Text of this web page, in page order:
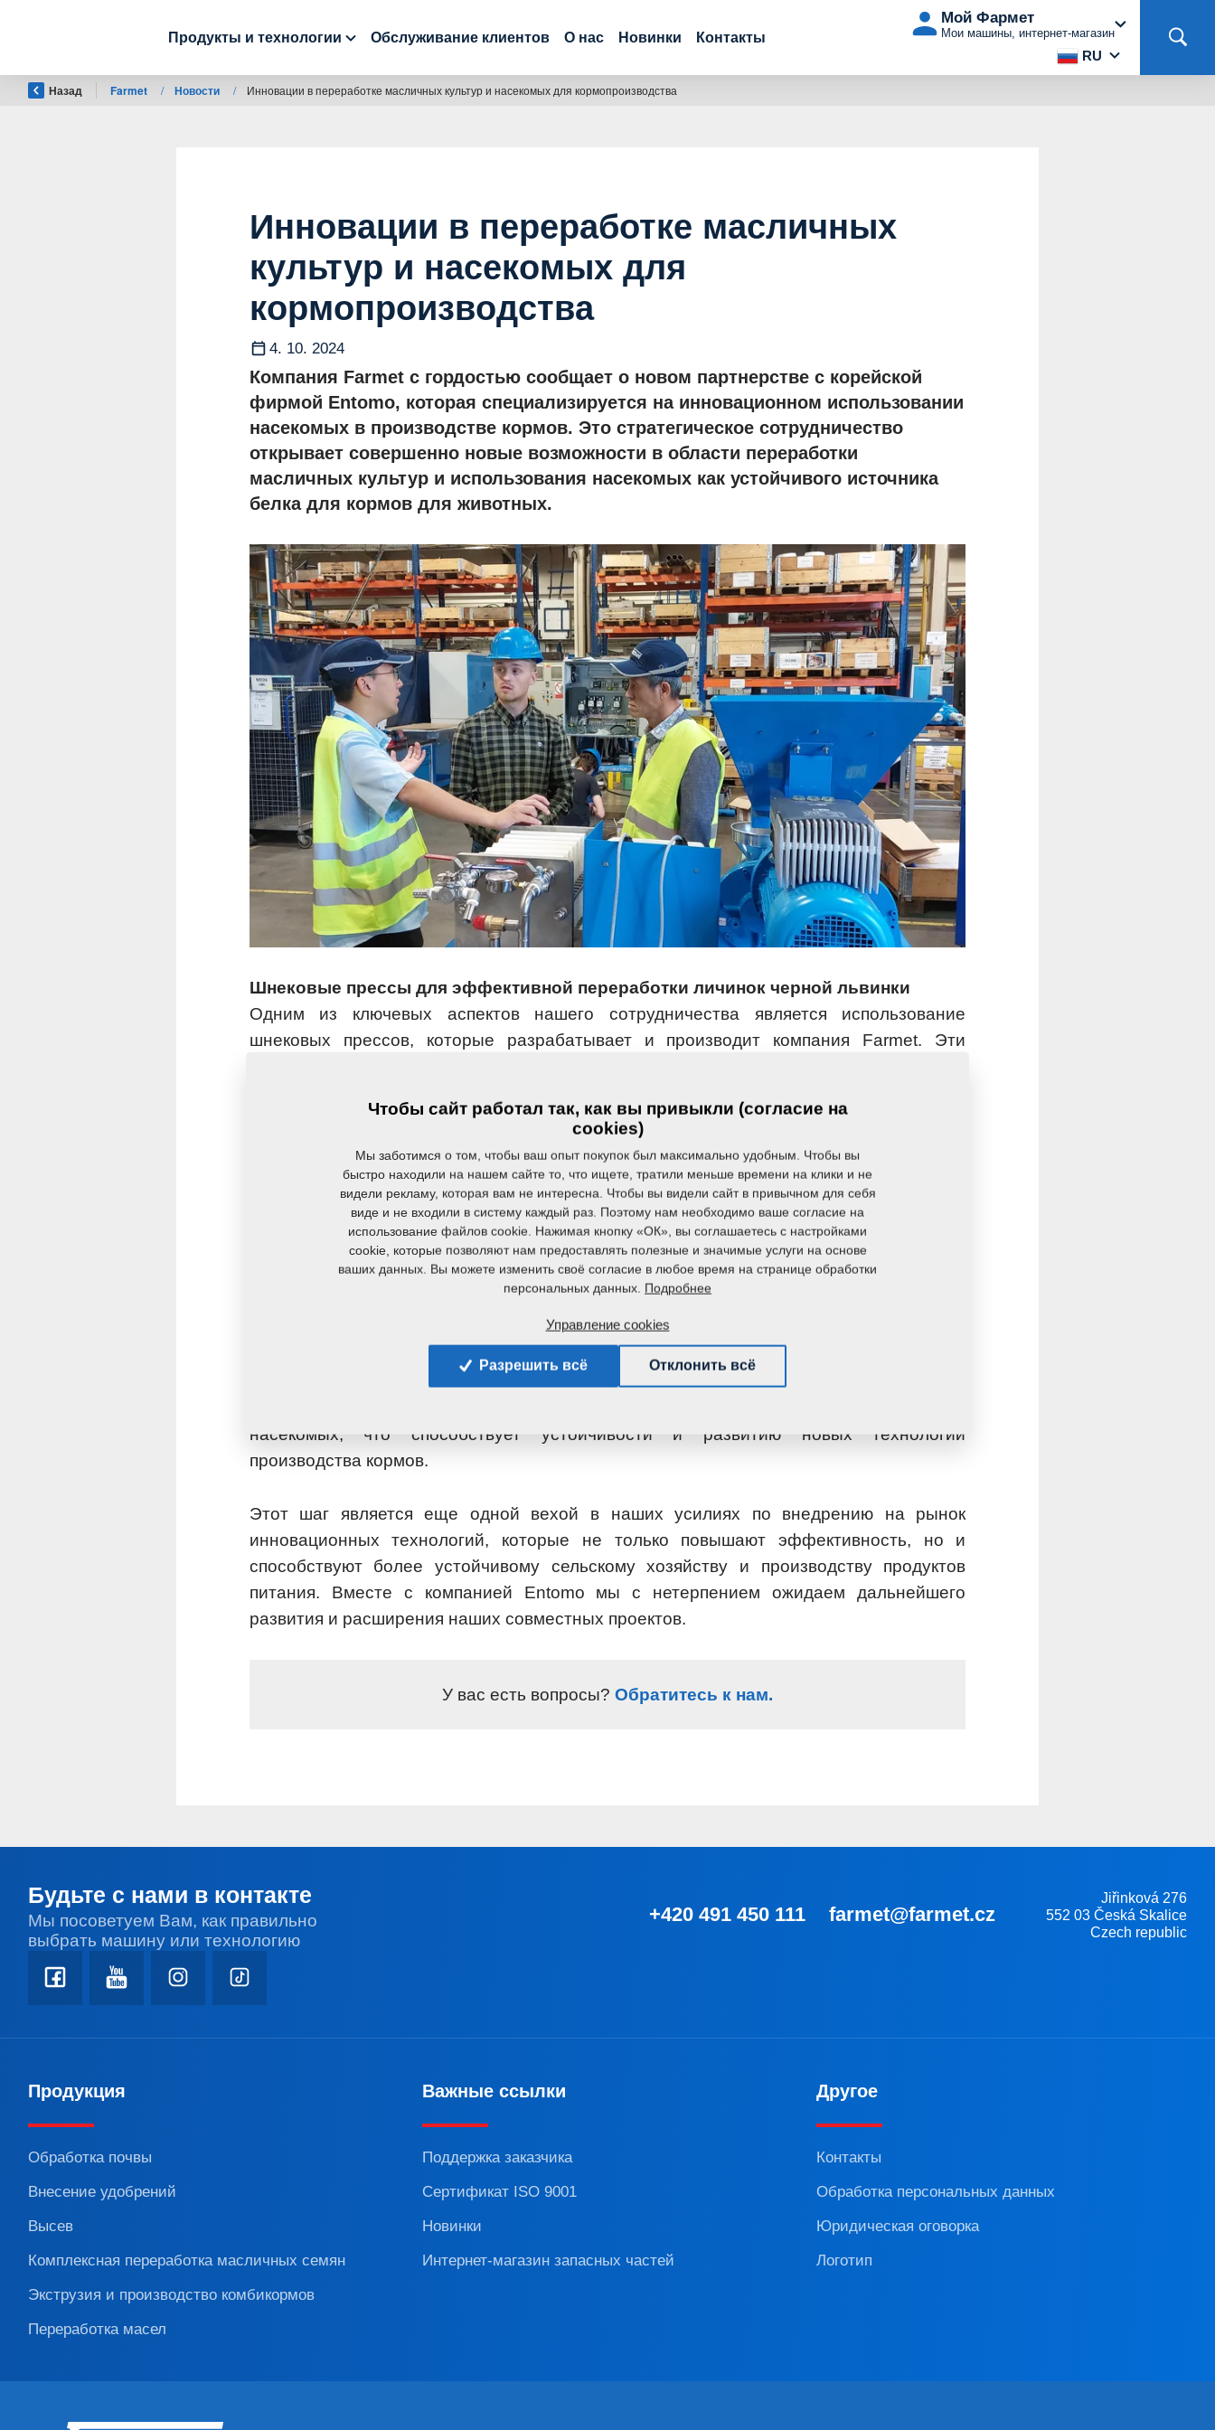
Продукты и технологии Обслуживание клиентов О нас Новинки
Контакты
RU
Мой Фармет
Мои машины, интернет-магазин
Назад Farmet / Новости / Инновации в переработке масличных культур и насекомых для кормопроизводства
Инновации в переработке масличных
культур и насекомых для
кормопроизводства
4. 10. 2024
Компания Farmet с гордостью сообщает о новом партнерстве с корейской
фирмой Entomo, которая специализируется на инновационном использовании
насекомых в производстве кормов. Это стратегическое сотрудничество
открывает совершенно новые возможности в области переработки
масличных культур и использования насекомых как устойчивого источника
белка для кормов для животных.
Шнековые прессы для эффективной переработки личинок черной львинки
Одним из ключевых аспектов нашего сотрудничества является использование
шнековых прессов, которые разрабатывает и производит компания Farmet. Эти
является снижение содержания масла в личинках, что является важным шагом для их
повысить эффективность производства и одновременно обеспечить более высокое
качество конечного продукта.
Значение насекомых в кормопроизводстве
Насекомые, в частности личинки черной львинки, становятся все более важным
питательную ценность, низкие экологические требования к разведению и возможность
использования органических отходов в качестве пищи для личинок. Сотрудничество
между компаниями Farmet и Entomo позволяет нам воспользоваться этими
насекомых, что способствует устойчивости и развитию новых технологий
производства кормов.
Этот шаг является еще одной вехой в наших усилиях по внедрению на рынок
инновационных технологий, которые не только повышают эффективность, но и
способствуют более устойчивому сельскому хозяйству и производству продуктов
питания. Вместе с компанией Entomo мы с нетерпением ожидаем дальнейшего
развития и расширения наших совместных проектов.
У вас есть вопросы? Обратитесь к нам.
Будьте с нами в контакте
Мы посоветуем Вам, как правильно
выбрать машину или технологию
+420 491 450 111 farmet@farmet.cz
Jiřinková 276
552 03 Česká Skalice
Czech republic
Продукция
Обработка почвы
Внесение удобрений
Высев
Комплексная переработка масличных семян
Экструзия и производство комбикормов
Переработка масел
Важные ссылки
Поддержка заказчика
Сертификат ISO 9001
Новинки
Интернет-магазин запасных частей
Другое
Контакты
Обработка персональных данных
Юридическая оговорка
Логотип
Чтобы сайт работал так, как вы привыкли (согласие на
cookies)
Мы заботимся о том, чтобы ваш опыт покупок был максимально удобным. Чтобы вы
быстро находили на нашем сайте то, что ищете, тратили меньше времени на клики и не
видели рекламу, которая вам не интересна. Чтобы вы видели сайт в привычном для себя
виде и не входили в систему каждый раз. Поэтому нам необходимо ваше согласие на
использование файлов cookie. Нажимая кнопку «ОК», вы соглашаетесь с настройками
cookie, которые позволяют нам предоставлять полезные и значимые услуги на основе
ваших данных. Вы можете изменить своё согласие в любое время на странице обработки
персональных данных. Подробнее
Управление cookies
Разрешить всё Отклонить всё